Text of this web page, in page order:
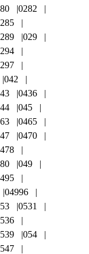
0282
029
042
0436
045
0465
0470
049
04996
0531
054